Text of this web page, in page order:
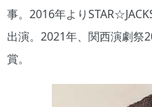
事。2016年より
出演。2021年、関西演劇祭
賞。